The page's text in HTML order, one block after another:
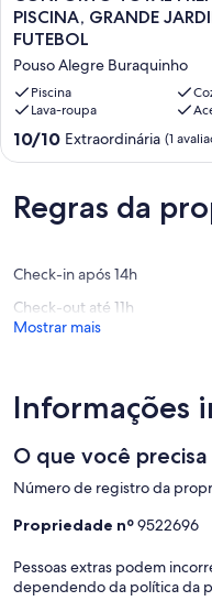
TOTAL
FRENTE
MAR:
CASA
VILLAS
PISCINA,
GRANDE
JARDINS
Pouso
Alegre
PISCINA, GRANDE
FUTEBOL
Pouso Alegre Buraquinho
Piscina
Lava-roupa
10.0
de
Extraordinária,
(1
10/10 Extraordinária (1
Regras da
Check-in após 14h
Check-out até 11h
Mostrar mais
Informações
O que você
Número de registro da
Propriedade nº9522696
Pessoas extras podem
dependendo da política da